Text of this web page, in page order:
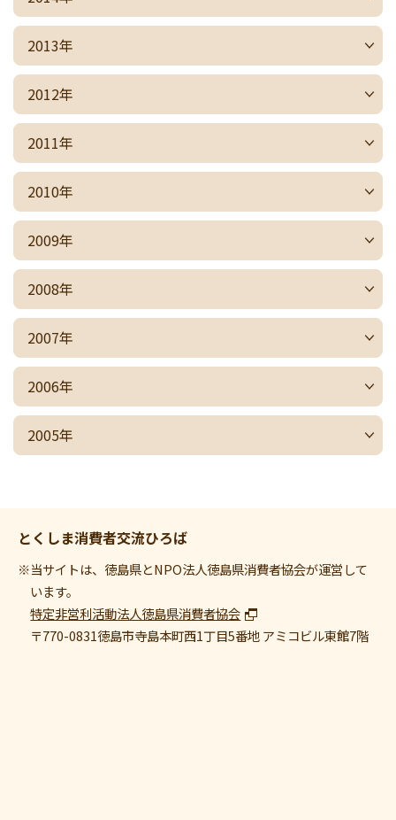
2013年
2012年
2011年
2010年
2009年
2008年
2007年
2006年
2005年
とくしま消費者交流ひろば
※当サイトは、徳島県とNPO法人徳島県消費者協会が運営して
います。
特定非営利活動法人徳島県消費者協会
〒770-0831徳島市寺島本町西1丁目5番地 アミコビル東館7階